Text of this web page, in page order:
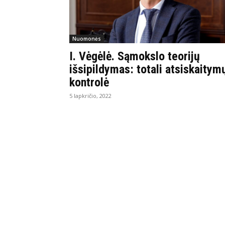
Nuomonės
I. Vėgėlė. Sąmokslo teorijų
išsipildymas: totali
kontrolė
5 lapkričio, 2022